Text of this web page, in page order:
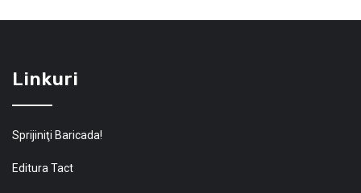
Linkuri
Sprijiniţi Baricada!
Editura Tact